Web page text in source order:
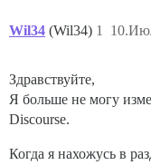
Wil34 (Wil34) 1
Здравствуйте,
Я больше не могу
Discourse.
Когда я нахожусь в